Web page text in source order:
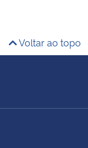
Voltar ao topo